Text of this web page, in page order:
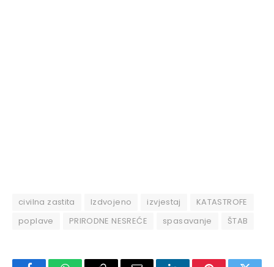
civilna zastita Izdvojeno izvjestaj
KATASTROFE
poplave
PRIRODNE NESREĆE spasavanje ŠTAB